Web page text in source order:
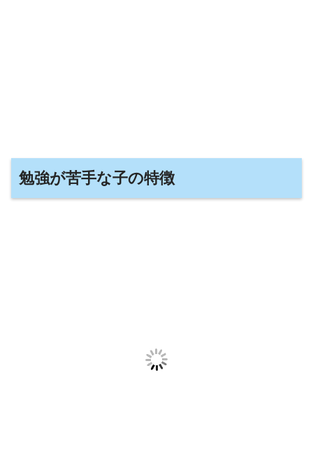
勉強が苦手な子の特徴